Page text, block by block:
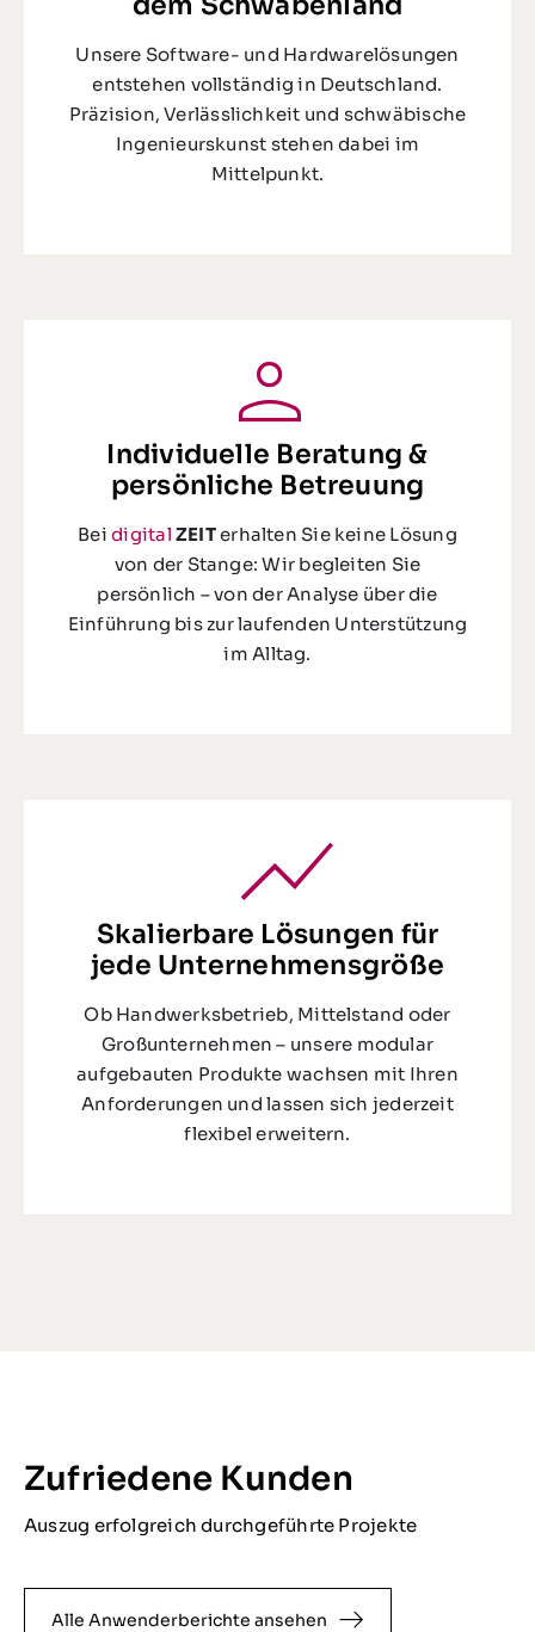
Unsere Software- und Hardwarelösungen
entstehen vollständig in Deutschland.
Präzision, Verlässlichkeit und schwäbische
Ingenieurskunst stehen dabei im
Mittelpunkt.
Individuelle Beratung &
persönliche Betreuung
Beidigital ZEITerhalten Sie keine Lösung
von der Stange: Wir begleiten Sie
persönlich – von der Analyse über die
Einführung bis zur laufenden Unterstützung
im Alltag.
Skalierbare Lösungen für
jede Unternehmensgröße
Ob Handwerksbetrieb, Mittelstand oder
Großunternehmen – unsere modular
aufgebauten Produkte wachsen mit Ihren
Anforderungen und lassen sich jederzeit
flexibel erweitern.
Zufriedene Kunden
Auszug erfolgreich durchgeführte Projekte
Alle Anwenderberichte ansehen